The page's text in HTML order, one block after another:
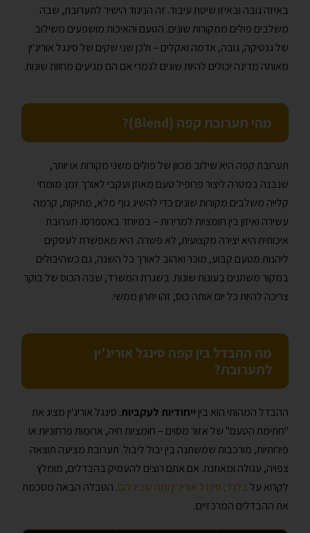
באיזה גובה ובאיזו שיטת עיבוד. זה הניגוד הישיר לתערובת, שבה
משלבים פולים ממקורות שונים. הטעם והאיכות מושפעים משילוב
של גנטיקה, גובה, אדמה ואקלים – ולכן שני שקים של סינגל אוריג'ין
מאותה מדינה יכולים להיות שונים לגמרי אם הם מגיעים מחוות שונות.
מהי תערובת קפה (Blend)?
תערובת קפה היא שילוב מכוון של פולים משני מקורות או יותר,
שנבנה במטרה ליצור פרופיל טעם מאוזן ועקבי לאורך זמן. מומחי
קלייה משלבים מקורות שונים כדי להשיג גוף מלא, מתיקות, קרמה
עשירה ואיזון בין חומציות למרירות – במיוחד באספרסו. תערובת
איכותית היא יצירה מקצועית, לא פשרה. היא מאפשרת לעסקים
ליהנות מטעם קבוע, מוכר ואהוב לאורך כל השנה, גם כשהיבולים
במקור משתנים בעונות שונות. בשגרת המשרד, שבה הכוס של בוקר
צריכה להיות כל יום אותה כוס, זהו יתרון ממשי.
מה ההבדל בין קפה סינגל אוריג'ין
לתערובת?
ההבדל המהותי הוא בין ייחודיות לעקביות. סינגל אוריג'ין מציג את
"חתימת הטעם" של אזור מסוים – חומציות חיה, ארומות פרחוניות או
פירותיות, מורכבות שמשתנה בין יבול ליבול. תערובת מציעה תוצאה
צפויה, עגולה ומאוזנת. אם אתם רוצים להעמיק בהבדלים, מומלץ
לקרוא על בלנד, סינגל אוריג'ין ומה שביניהם. הטבלה הבאה מסכמת
את ההבדלים המרכזיים.